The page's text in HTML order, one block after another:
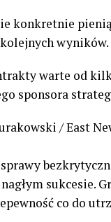
konkretnie
wyników.
warte od
sponsora
/ East
sukcesie.
co do